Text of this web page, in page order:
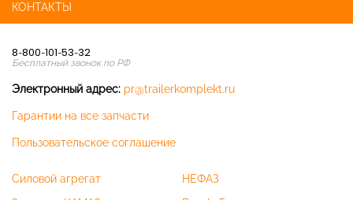
КОНТАКТЫ
8-800-101-53-32
Бесплатный звонок по РФ
Электронный адрес: pr@trailerkomplekt.ru
Гарантии на все запчасти
Пользовательское соглашение
Силовой агрегат
НЕФАЗ